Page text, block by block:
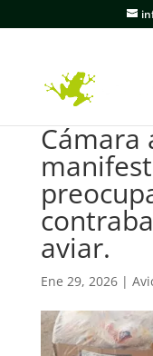
Cámara
aviar.
Ene 29, 2026|